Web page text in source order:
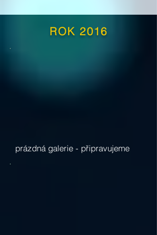
ROK 2016
prázdná galerie - připravujeme